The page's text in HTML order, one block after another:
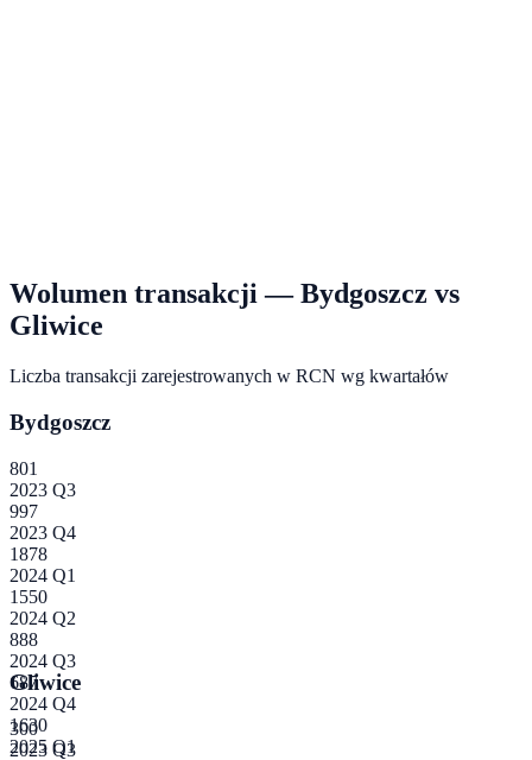
Wolumen transakcji —Bydgoszcz vs
Gliwice
Liczba transakcji zarejestrowanych w RCN wg kwartałów
Bydgoszcz
801
2023 Q3
997
2023 Q4
1878
2024 Q1
1550
2024 Q2
888
2024 Q3
687
2024 Q4
1630
2025 Q1
Gliwice
300
2023 Q3